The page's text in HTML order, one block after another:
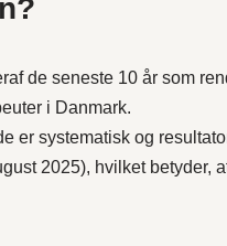
de seneste 10 år som
i Danmark.
er systematisk og
2025), hvilket betyder,